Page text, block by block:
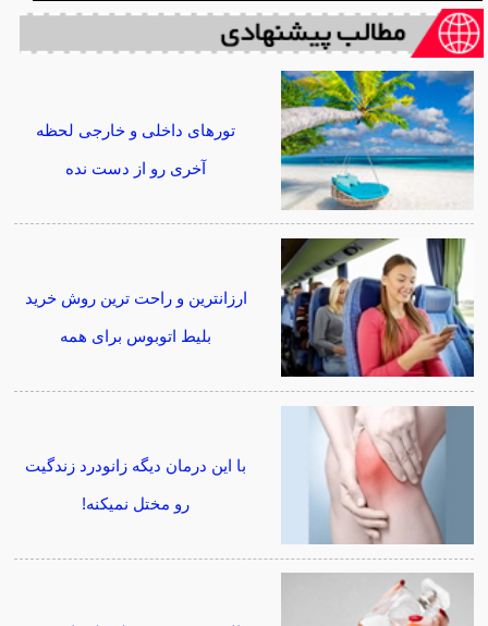
تورهای داخلی و خارجی لحظه
آخری رو از دست نده
ارزانترین و راحت ترین روش خرید
بلیط اتوبوس برای همه
با این درمان دیگه زانودرد زندگیت
رو مختل نمیکنه!